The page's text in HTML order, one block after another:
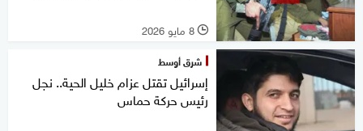
l 8 مايو 2026
شرق أوسط
إسرائيل تقتل عزام خليل الحية.. نجل
رئيس حركة حماس